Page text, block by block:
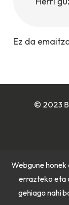
Ez da
© 2023
Webgune
errazteko eta
gehiago nahi